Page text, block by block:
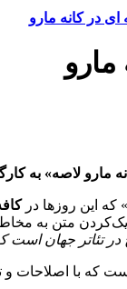
در کانه مارو
مارو لاصه» به
که این روزها در
متن به
در تئاتر جهان است
که با اصلاحات و